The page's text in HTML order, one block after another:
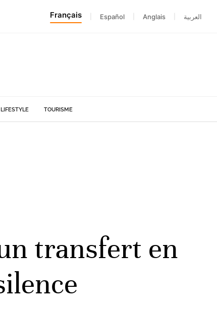
Français Español Anglais العربية
LIFESTYLE TOURISME
transfert en